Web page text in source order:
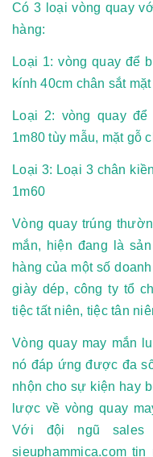
Có 3 loại vòng quay
hàng:
Loại 1: vòng quay để
kính 40cm chân sắt
Loại 2: vòng quay
1m80 tùy mẫu, mặt gỗ
Loại 3: Loại 3 chân
1m60
Vòng quay trúng
mắn, hiện đang là
hàng của một số
giày dép, công ty tổ
tiệc tất niên, tiệc tân
Vòng quay may mắn
nó đáp ứng được đa
nhộn cho sự kiện hay
lược về vòng quay
Với đội ngũ sales
sieuphammica.com